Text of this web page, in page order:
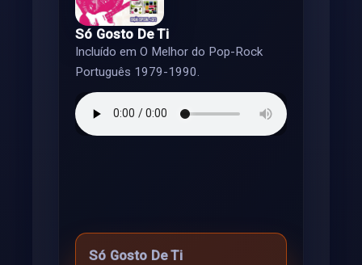
Só Gosto De Ti
Incluído em O Melhor do Pop-Rock
Português 1979-1990.
Só Gosto De Ti